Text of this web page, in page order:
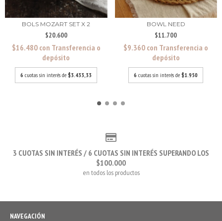
BOLS MOZART SET X 2
$20.600
$16.480 con Transferencia o
depósito
6 cuotas sin interés de$3.433,33
BOWL NEED
$11.700
$9.360 con Transferencia o
depósito
6 cuotas sin interés de$1.950
3 CUOTAS SIN INTERÉS / 6 CUOTAS SIN INTERÉS SUPERANDO LOS
$100.000
en todos los productos
NAVEGACIÓN